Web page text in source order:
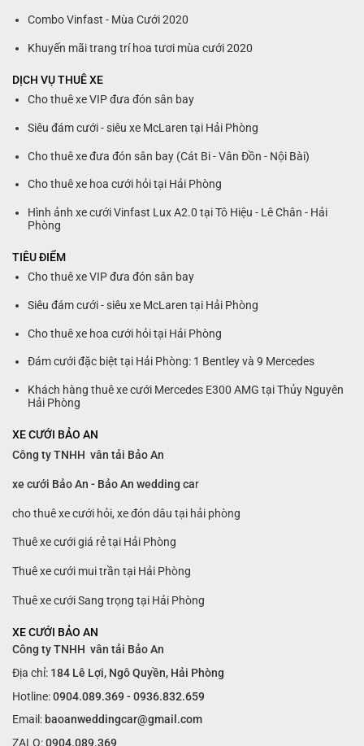
Combo Vinfast - Mùa Cưới 2020
Khuyến mãi trang trí hoa tươi mùa cưới 2020
DỊCH VỤ THUÊ XE
Cho thuê xe VIP đưa đón sân bay
Siêu đám cưới - siêu xe McLaren tại Hải Phòng
Cho thuê xe đưa đón sân bay (Cát Bi - Vân Đồn - Nội Bài)
Cho thuê xe hoa cưới hỏi tại Hải Phòng
Hình ảnh xe cưới Vinfast Lux A2.0 tại Tô Hiệu - Lê Chân - Hải
Phòng
TIÊU ĐIỂM
Cho thuê xe VIP đưa đón sân bay
Siêu đám cưới - siêu xe McLaren tại Hải Phòng
Cho thuê xe hoa cưới hỏi tại Hải Phòng
Đám cưới đặc biệt tại Hải Phòng: 1 Bentley và 9 Mercedes
Khách hàng thuê xe cưới Mercedes E300 AMG tại Thủy Nguyên
Hải Phòng
XE CƯỚI BẢO AN
Công ty TNHH vân tải Bảo An
xe cưới Bảo An - Bảo An wedding car
cho thuê xe cưới hỏi, xe đón dâu tại hải phòng
Thuê xe cưới giá rẻ tại Hải Phòng
Thuê xe cưới mui trần tại Hải Phòng
Thuê xe cưới Sang trọng tại Hải Phòng
XE CƯỚI BẢO AN
Công ty TNHH vân tải Bảo An
Địa chỉ: 184 Lê Lợi, Ngô Quyền, Hải Phòng
Hotline:0904.089.369 - 0936.832.659
Email: baoanweddingcar@gmail.com
ZALO:0904.089.369